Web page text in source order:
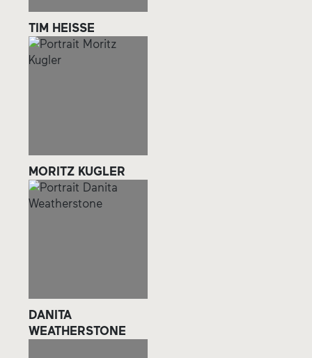
TIM HEISSE
MORITZ KUGLER
DANITA
WEATHERSTONE